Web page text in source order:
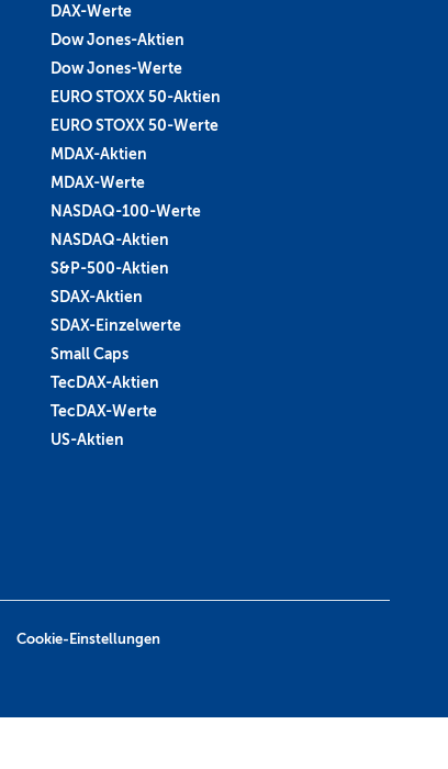
DAX-Werte
Dow Jones-Aktien
Dow Jones-Werte
EURO STOXX 50-Aktien
EURO STOXX 50-Werte
MDAX-Aktien
MDAX-Werte
NASDAQ-100-Werte
NASDAQ-Aktien
S&P-500-Aktien
SDAX-Aktien
SDAX-Einzelwerte
Small Caps
TecDAX-Aktien
TecDAX-Werte
US-Aktien
Cookie-Einstellungen